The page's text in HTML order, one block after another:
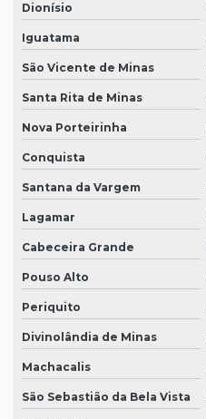
Dionísio
Iguatama
São Vicente de Minas
Santa Rita de Minas
Nova Porteirinha
Conquista
Santana da Vargem
Lagamar
Cabeceira Grande
Pouso Alto
Periquito
Divinolândia de Minas
Machacalis
São Sebastião da Bela Vista